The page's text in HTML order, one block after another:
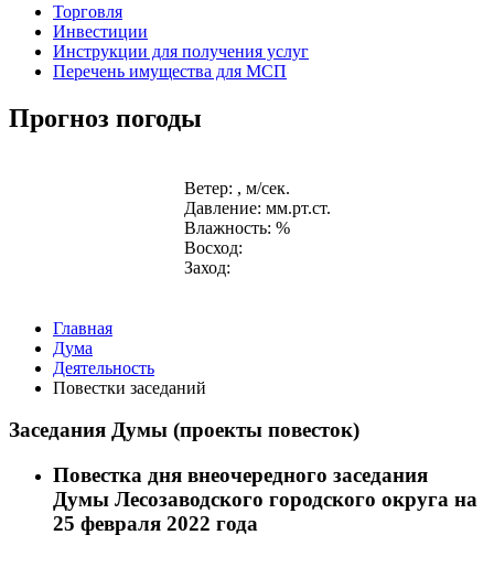
Торговля
Инвестиции
Инструкции для получения услуг
Перечень имущества для МСП
Прогноз погоды
Ветер: , м/сек.
Давление: мм.рт.ст.
Влажность: %
Восход:
Заход:
Главная
Дума
Деятельность
Повестки заседаний
Заседания Думы (проекты повесток)
Повестка дня внеочередного заседания
Думы Лесозаводского городского округа на
25 февраля 2022 года